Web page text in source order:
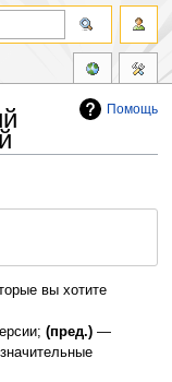
Помощь
вы хотите
(пред.)—